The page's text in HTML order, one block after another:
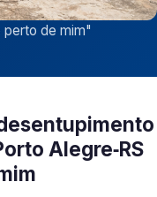
de mim"
Alegre‑RS